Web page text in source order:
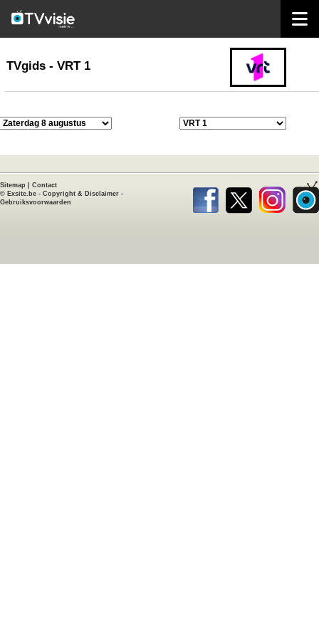
TVgids
TVgids - VRT 1
Sitemap
Contact
© Exsite.be - Copyright & Disclaimer -
Gebruiksvoorwaarden